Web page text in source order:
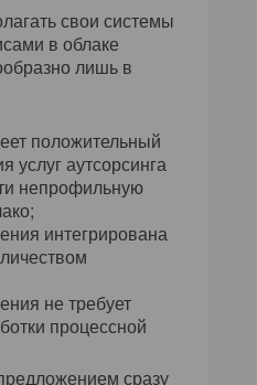
свои системы
в облаке
лишь в
положительный
услуг аутсорсинга
непрофильную
интегрирована
не требует
процессной
сразу